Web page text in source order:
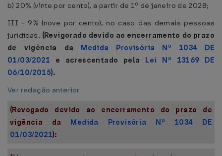
b) 20% (vinte por cento), a partir de 1º de janeiro de 2028;
III - 9% (nove por cento), no caso das demais pessoas
jurídicas. (Revigorado devido ao encerramento do prazo
de vigência da Medida Provisória Nº 1034 DE
01/03/2021 e acrescentado pela Lei Nº 13169 DE
06/10/2015).
Ver redação anterior
(Revogado devido ao encerramento do prazo de
vigência da Medida Provisória Nº 1034 DE
01/03/2021):